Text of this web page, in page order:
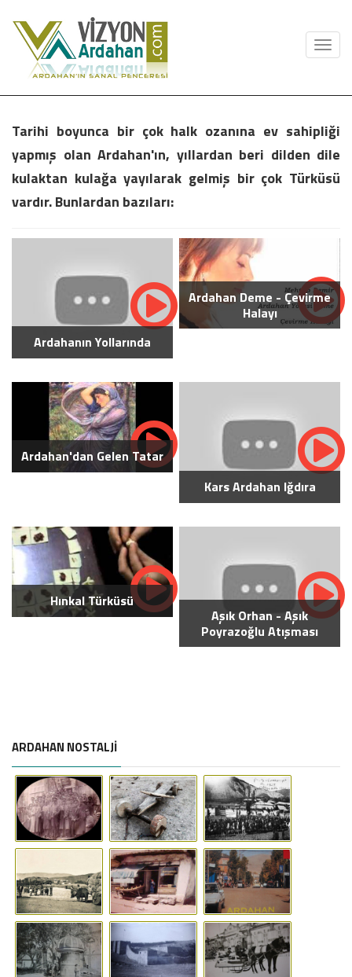
Tarihi boyunca bir çok halk ozanına ev sahipliği
yapmış olan Ardahan'ın, yıllardan beri dilden dile
kulaktan kulağa yayılarak gelmiş bir çok Türküsü
vardır. Bunlardan bazıları:
Ardahanın Yollarında
Ardahan Deme - Çevirme
Halayı
Ardahan'dan Gelen Tatar
Kars Ardahan Iğdıra
Hınkal Türküsü
Aşık Orhan - Aşık
Poyrazoğlu Atışması
ARDAHAN NOSTALJİ